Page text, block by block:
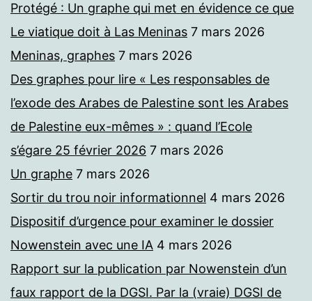
Protégé : Un graphe qui met en évidence ce que
Le viatique doit à Las Meninas 7 mars 2026
Meninas, graphes 7 mars 2026
Des graphes pour lire « Les responsables de
l’exode des Arabes de Palestine sont les Arabes
de Palestine eux-mêmes » : quand l’Ecole
s’égare 25 février 2026 7 mars 2026
Un graphe 7 mars 2026
Sortir du trou noir informationnel 4 mars 2026
Dispositif d’urgence pour examiner le dossier
Nowenstein avec une IA 4 mars 2026
Rapport sur la publication par Nowenstein d’un
faux rapport de la DGSI. Par la (vraie) DGSI de